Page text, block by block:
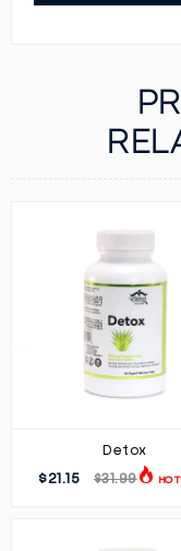
Detox
$21.15 $31.99